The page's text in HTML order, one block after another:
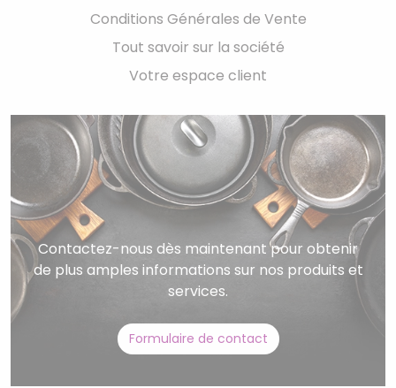
Conditions Générales de Vente
Tout savoir sur la société
Votre espace client
Contactez-nous dès maintenant pour obtenir
de plus amples informations sur nos produits et
services.
Formulaire de contact